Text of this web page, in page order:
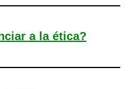
a la ética?